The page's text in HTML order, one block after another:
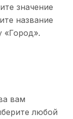
значение
название
«Город».
вам
любой